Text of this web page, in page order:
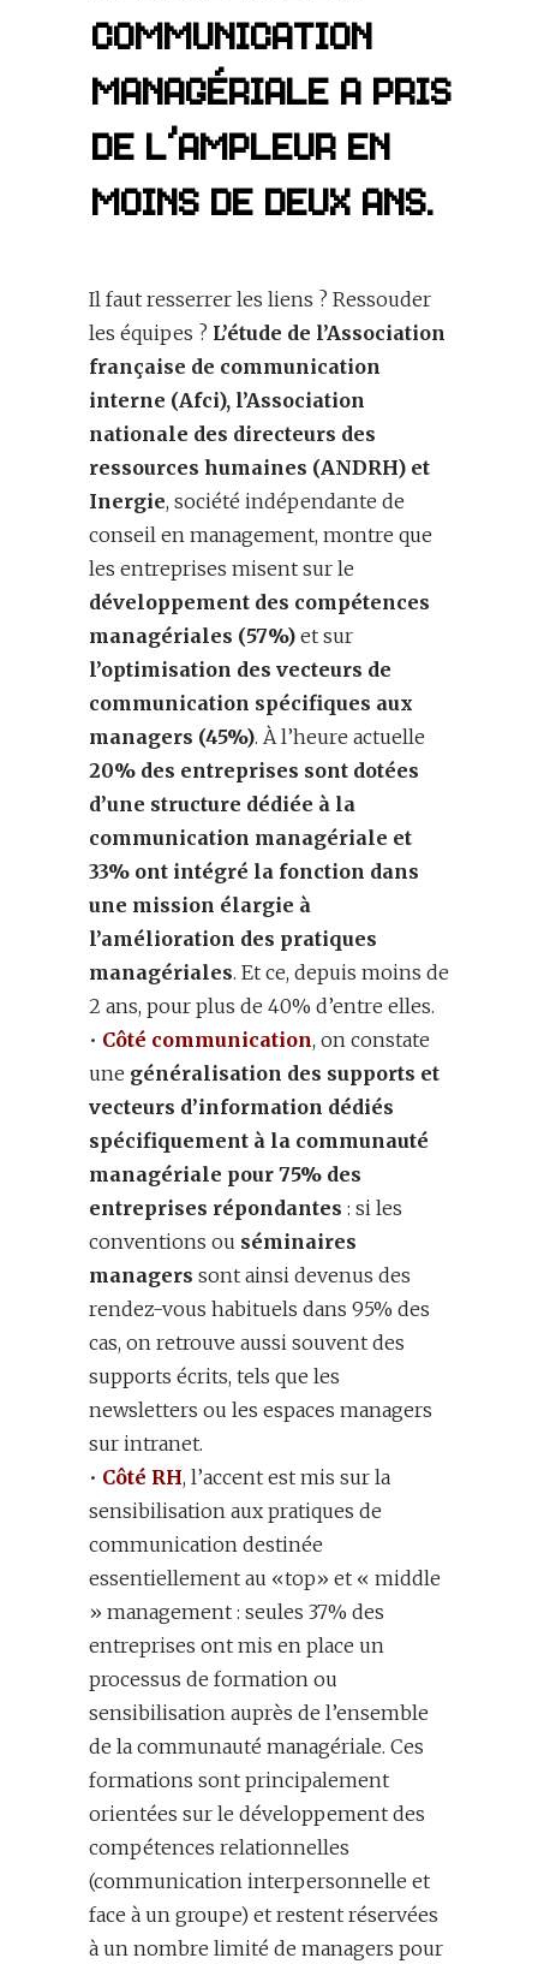
communication
managériale a pris
de l’ampleur en
moins de deux ans.
Il faut resserrer les liens ? Ressouder
les équipes ? L’étude de l’Association
française de communication
interne (Afci), l’Association
nationale des directeurs des
ressources humaines (ANDRH) et
Inergie, société indépendante de
conseil en management, montre que
les entreprises misent sur le
développement des compétences
managériales (57%) et sur
l’optimisation des vecteurs de
communication spécifiques aux
managers (45%). À l’heure actuelle
20% des entreprises sont dotées
d’une structure dédiée à la
communication managériale et
33% ont intégré la fonction dans
une mission élargie à
l’amélioration des pratiques
managériales. Et ce, depuis moins de
2 ans, pour plus de 40% d’entre elles.
• Côté communication, on constate
une généralisation des supports et
vecteurs d’information dédiés
spécifiquement à la communauté
managériale pour 75% des
entreprises répondantes : si les
conventions ou séminaires
managers sont ainsi devenus des
rendez-vous habituels dans 95% des
cas, on retrouve aussi souvent des
supports écrits, tels que les
newsletters ou les espaces managers
sur intranet.
• Côté RH, l’accent est mis sur la
sensibilisation aux pratiques de
communication destinée
essentiellement au «top» et « middle
» management : seules 37% des
entreprises ont mis en place un
processus de formation ou
sensibilisation auprès de l’ensemble
de la communauté managériale. Ces
formations sont principalement
orientées sur le développement des
compétences relationnelles
(communication interpersonnelle et
face à un groupe) et restent réservées
à un nombre limité de managers pour